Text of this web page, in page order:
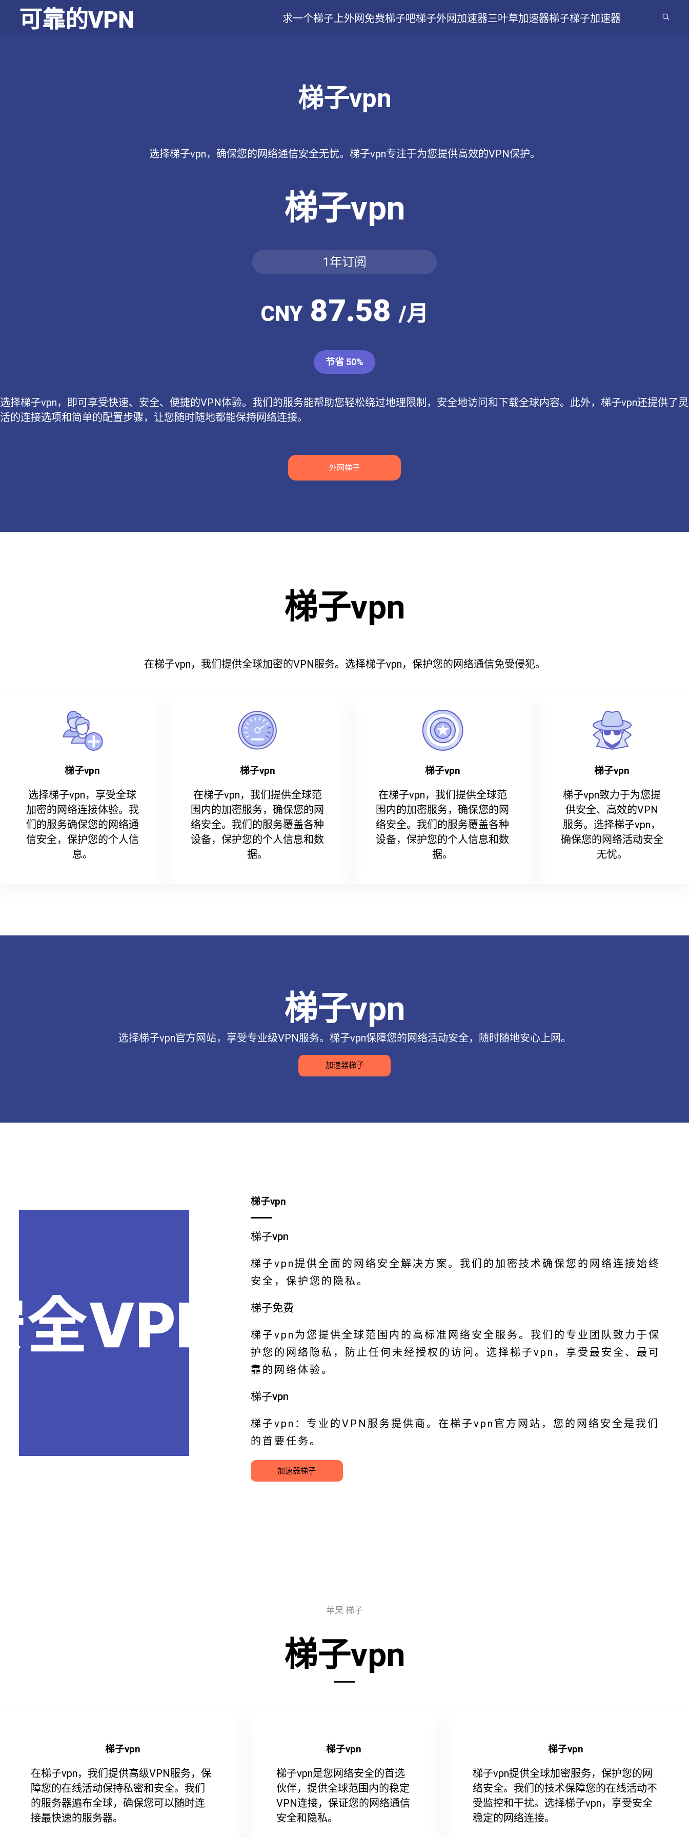
可靠的VPN 求一个梯子上外网免费梯子吧梯子外网加速器三叶草加速器梯子梯子加速器
梯子vpn
选择梯子vpn，确保您的网络通信安全无忧。梯子vpn专注于为您提供高效的VPN保护。
梯子vpn
1年订阅
CNY87.58 /月
节省 50%
选择梯子vpn，即可享受快速、安全、便捷的VPN体验。我们的服务能帮助您轻松绕过地理限制，安全地访问和下载全球内容。此外，梯子vpn还提供了灵
活的连接选项和简单的配置步骤，让您随时随地都能保持网络连接。
外网梯子
梯子vpn
在梯子vpn，我们提供全球加密的VPN服务。选择梯子vpn，保护您的网络通信免受侵犯。
梯子vpn
选择梯子vpn，享受全球
加密的网络连接体验。我
们的服务确保您的网络通
信安全，保护您的个人信
息。
梯子vpn
在梯子vpn，我们提供全球范
围内的加密服务，确保您的网
络安全。我们的服务覆盖各种
设备，保护您的个人信息和数
据。
梯子vpn
在梯子vpn，我们提供全球范
围内的加密服务，确保您的网
络安全。我们的服务覆盖各种
设备，保护您的个人信息和数
据。
梯子vpn
梯子vpn致力于为您提
供安全、高效的VPN
服务。选择梯子vpn，
确保您的网络活动安全
无忧。
梯子vpn
选择梯子vpn官方网站，享受专业级VPN服务。梯子vpn保障您的网络活动安全，随时随地安心上网。
加速器梯子
梯子vpn
梯子vpn
梯子vpn提供全面的网络安全解决方案。我们的加密技术确保您的网络连接始终
安全，保护您的隐私。
梯子免费
梯子vpn为您提供全球范围内的高标准网络安全服务。我们的专业团队致力于保
护您的网络隐私，防止任何未经授权的访问。选择梯子vpn，享受最安全、最可
靠的网络体验。
梯子vpn
梯子vpn：专业的VPN服务提供商。在梯子vpn官方网站，您的网络安全是我们
的首要任务。
加速器梯子
苹果 梯子
梯子vpn
梯子vpn
在梯子vpn，我们提供高级VPN服务，保
障您的在线活动保持私密和安全。我们
的服务器遍布全球，确保您可以随时连
接最快速的服务器。
梯子vpn
梯子vpn是您网络安全的首选
伙伴，提供全球范围内的稳定
VPN连接，保证您的网络通信
安全和隐私。
梯子vpn
梯子vpn提供全球加密服务，保护您的网
络安全。我们的技术保障您的在线活动不
受监控和干扰。选择梯子vpn，享受安全
稳定的网络连接。